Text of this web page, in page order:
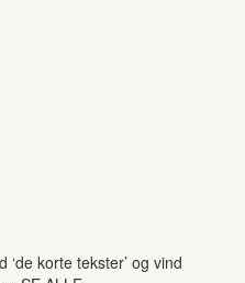
‘de korte tekster’ og vind